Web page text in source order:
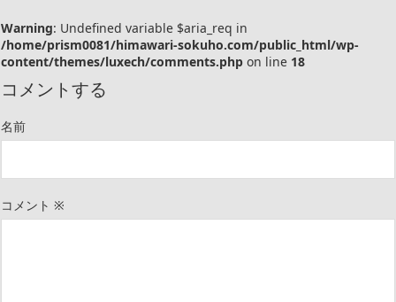
Warning: Undefined variable $aria_req in
/home/prism0081/himawari-sokuho.com/public_html/wp-
content/themes/luxech/comments.php on line 18
コメントする
名前
コメント ※